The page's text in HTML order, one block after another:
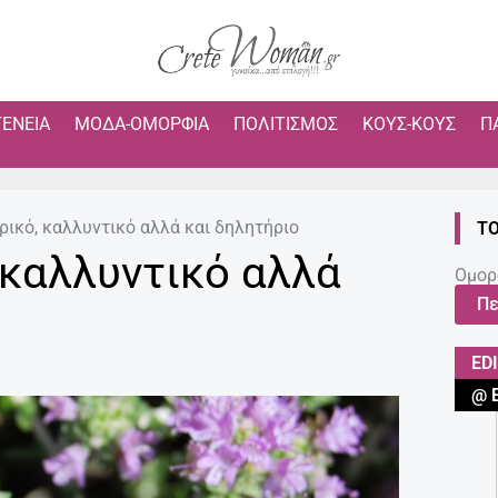
ΜΌΔΑ-ΟΜΟΡΦΙΆ ΠΟΛΙΤΙΣΜΌΣ ΚΟΥΣ-ΚΟΥΣ
καλλυντικό αλλά και δηλητήριο
αλλά
@